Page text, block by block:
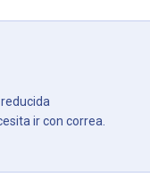
ir con correa.